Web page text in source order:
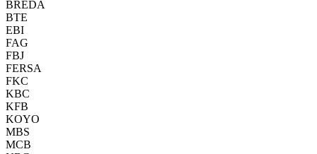
BREDA
BTE
EBI
FAG
FBJ
FERSA
FKC
KBC
KFB
KOYO
MBS
MCB